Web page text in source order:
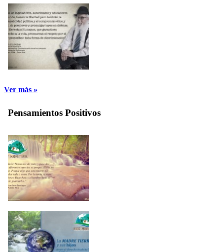
Ver más »
Pensamientos Positivos